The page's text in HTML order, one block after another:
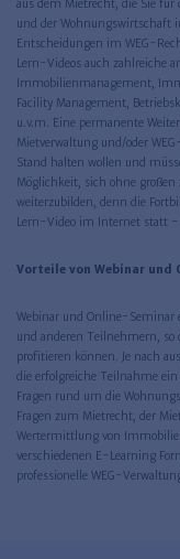
aus dem Mietrecht, die Sie
und der Wohnungswirtschaft
Entscheidungen im WEG-
Lern-Videos auch zahlreiche
Immobilienmanagement,
Facility Management,
u.v.m. Eine permanente
Mietverwaltung und/oder
Stand halten wollen und
Möglichkeit, sich ohne
weiterzubilden, denn die
Lern-Video im Internet statt -
Vorteile von Webinar und
Webinar und Online-Seminar
und anderen Teilnehmern, so
profitieren können. Je nach
die erfolgreiche Teilnahme
Fragen rund um die
Fragen zum Mietrecht, der
Wertermittlung von
verschiedenen E-Learning
professionelle WEG-